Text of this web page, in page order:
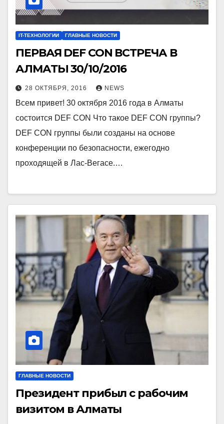
IT-ТЕХНОЛОГИИ ГЛАВНЫЕ НОВОСТИ
ПЕРВАЯ DEF CON ВСТРЕЧА В
АЛМАТЫ 30/10/2016
28 ОКТЯБРЯ, 2016 NEWS
Всем привет! 30 октября 2016 года в Алматы
состоится DEF CON Что такое DEF CON группы?
DEF CON группы были созданы на основе
конференции по безопасности, ежегодно
проходящей в Лаc-Вегасе.…
ГЛАВНЫЕ НОВОСТИ
Президент прибыл с рабочим
визитом в Алматы